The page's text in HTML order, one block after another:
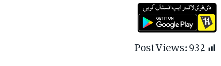
Post Views:932